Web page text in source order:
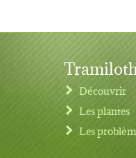
Découvrir
Les plantes
Les